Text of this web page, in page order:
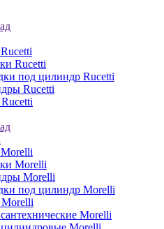
Rucetti
под цилиндр Rucetti
Rucetti
Morelli
Morelli
под цилиндр Morelli
Morelli